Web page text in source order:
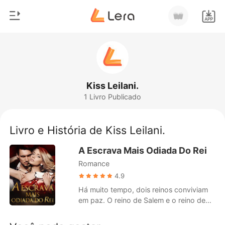
Baixar App
Lobisomem
Romance
Bilionários
Ranking
Kiss Leilani.
1 Livro Publicado
Livro e História de Kiss Leilani.
A Escrava Mais Odiada Do Rei
Romance
4.9
Há muito tempo, dois reinos conviviam
em paz. O reino de Salem e o reino de